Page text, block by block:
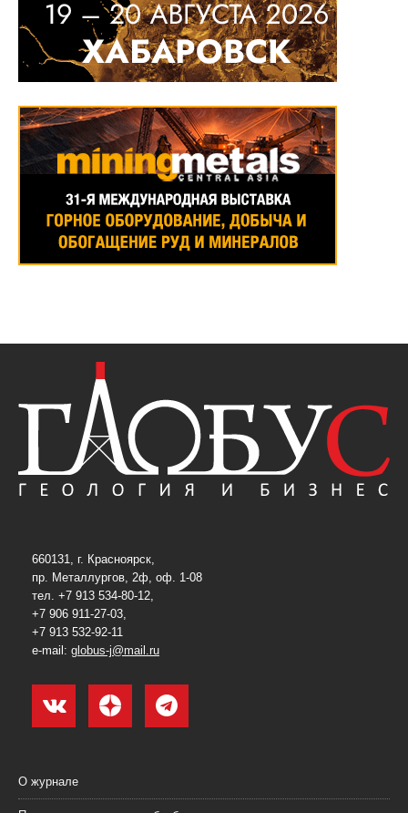
660131, г. Красноярск,
пр. Металлургов, 2ф, оф. 1-08
тел. +7 913 534-80-12,
+7 906 911-27-03,
+7 913 532-92-11
e-mail: globus-j@mail.ru
О журнале